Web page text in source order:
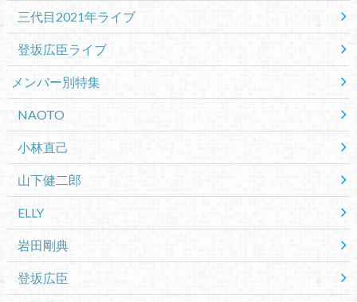
三代目2021年ライブ
登坂広臣ライブ
メンバー別特集
NAOTO
小林直己
山下健二郎
ELLY
岩田剛典
登坂広臣